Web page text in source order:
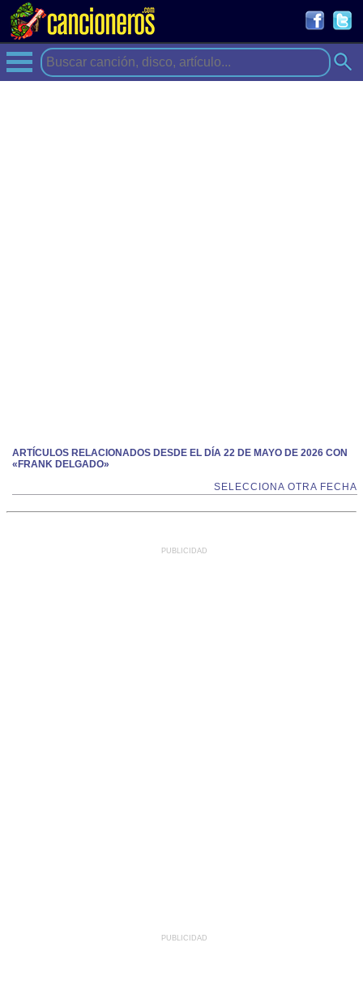
ARTÍCULOS RELACIONADOS DESDE EL DÍA 22 DE MAYO DE 2026 CON
«FRANK DELGADO»
SELECCIONA OTRA FECHA
PUBLICIDAD
PUBLICIDAD